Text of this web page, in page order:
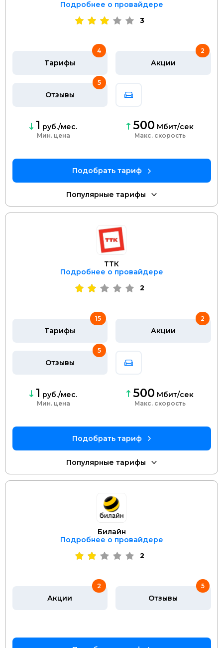
Подробнее о провайдере
3
Тарифы
4
Акции
2
Отзывы
5
1 руб./мес.
Мин. цена
500 Мбит/сек
скорость
ТТК
Подробнее о провайдере
2
Тарифы
15
Акции
2
Отзывы
5
1 руб./мес.
Мин. цена
500 Мбит/сек
скорость
Билайн
Подробнее о провайдере
2
Акции
2
Отзывы
5